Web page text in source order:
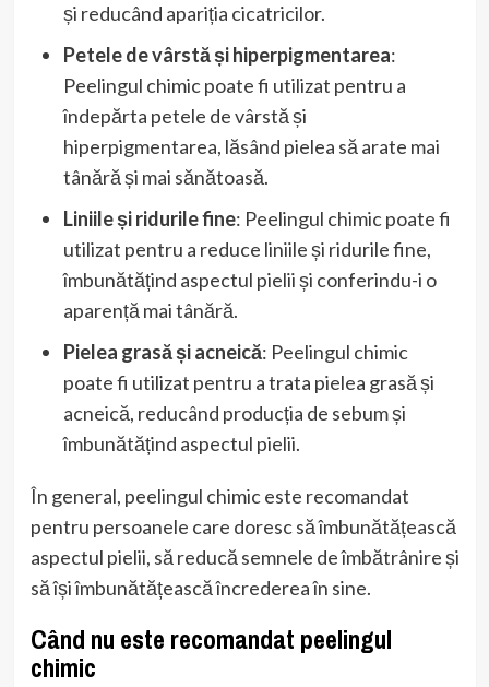
și reducând apariția cicatricilor.
Petele de vârstă și hiperpigmentarea:
Peelingul chimic poate fi utilizat pentru a
îndepărta petele de vârstă și
hiperpigmentarea, lăsând pielea să arate mai
tânără și mai sănătoasă.
Liniile și ridurile fine: Peelingul chimic poate fi
utilizat pentru a reduce liniile și ridurile fine,
îmbunătățind aspectul pielii și conferindu-i o
aparență mai tânără.
Pielea grasă și acneică: Peelingul chimic
poate fi utilizat pentru a trata pielea grasă și
acneică, reducând producția de sebum și
îmbunătățind aspectul pielii.
În general, peelingul chimic este recomandat
pentru persoanele care doresc să îmbunătățească
aspectul pielii, să reducă semnele de îmbătrânire și
să își îmbunătățească încrederea în sine.
Când nu este recomandat peelingul
chimic